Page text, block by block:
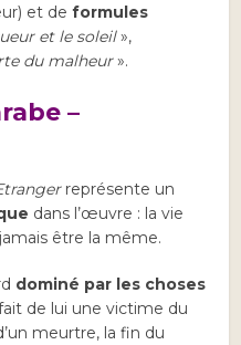
et deformules
et le soleil»,
du malheur».
–
représente un
dans l’œuvre : la vie
être la même.
dominé par les choses
de lui une victime du
meurtre, la fin du